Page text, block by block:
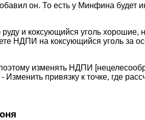
он. То есть у Минфина будет
и коксующийся уголь хорошие,
НДПИ на коксующийся уголь за
изменять НДПИ
привязку к точке, где